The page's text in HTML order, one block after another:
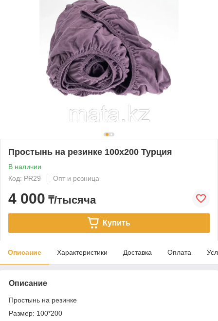
Простынь на резинке 100х200 Турция
В наличии
Код: PR29
Опт и розница
4 000 ₸/тысяча
Купить
Описание Характеристики Доставка Оплата
Описание
Простынь на резинке
Размер: 100*200